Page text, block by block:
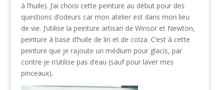
à l’huile). J’ai choisi cette peinture au début pour des
questions d’odeurs car mon atelier est dans mon lieu
de vie. J’utilise la peinture artisan de Winsor et Newton,
peinture à base d’huile de lin et de colza. C’est à cette
peinture que je rajoute un médium pour glacis, par
contre je n’utilise pas d’eau (sauf pour laver mes
pinceaux).